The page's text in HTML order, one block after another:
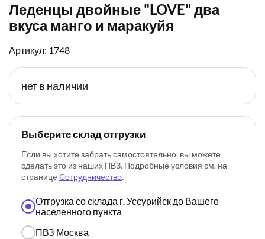
Леденцы двойные "LOVE" два
вкуса манго и маракуйя
Артикул: 1748
нет в наличии
Выберите склад отгрузки
Если вы хотите забрать самостоятельно, вы можете
сделать это из наших ПВЗ. Подробные условия см. на
странице Сотрудничество.
Отгрузка со склада г. Уссурийск до Вашего
населенного пункта
ПВЗ Москва